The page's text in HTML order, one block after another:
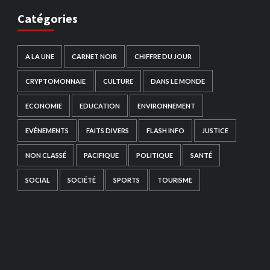
Catégories
A LA UNE CARNET NOIR CHIFFRE DU JOUR
CRYPTOMONNAIE CULTURE DANS LE MONDE
ECONOMIE EDUCATION ENVIRONNEMENT
EVÉNEMENTS FAITS DIVERS FLASH INFO JUSTICE
NON CLASSÉ PACIFIQUE POLITIQUE SANTÉ
SOCIAL SOCIÉTÉ SPORTS TOURISME